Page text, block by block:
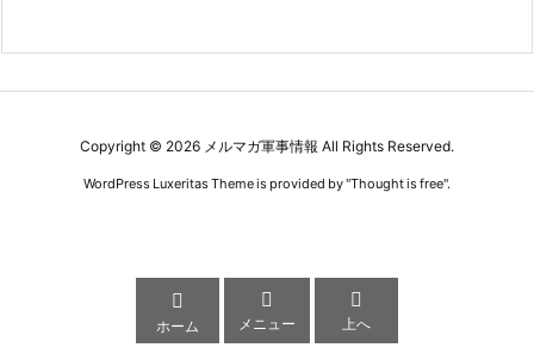
Copyright © 2026 メルマガ軍事情報 All Rights Reserved.
WordPress Luxeritas Theme is provided by "Thought is free".

ホーム

メニュー

上へ